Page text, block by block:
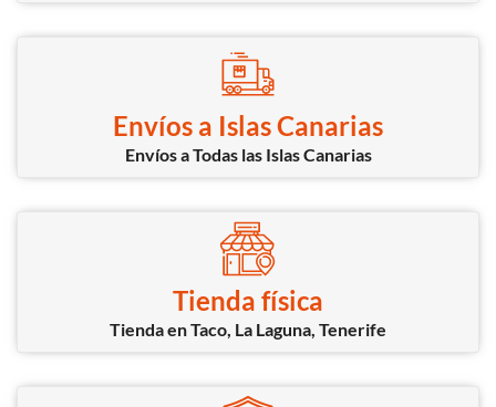
Envíos a Islas Canarias
Envíos a Todas las Islas Canarias
Tienda física
Tienda en Taco, La Laguna, Tenerife